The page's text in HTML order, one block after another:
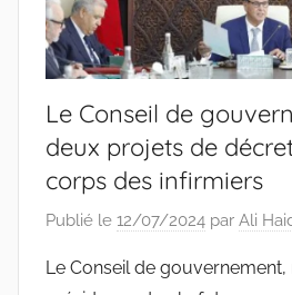
Le Conseil de
deux projets de
corps des infirmiers
Publié le 12/07/2024 par Ali
Le Conseil de